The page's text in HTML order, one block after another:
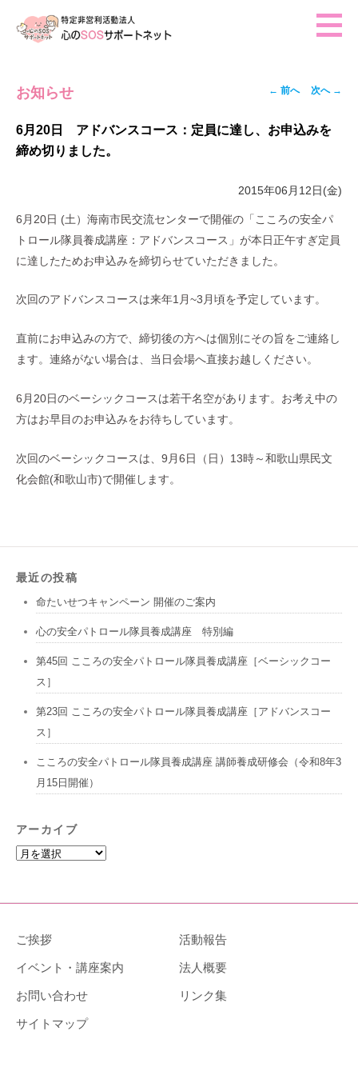
ご挨拶
活動報告
イベント・行事予定
お知らせ
投稿ナビゲー
← 前へ 次へ →
6月20日 アドバンスコース：定員に達し、お申込みを
締め切りました。
2015年06月12日(金)
6月20日 (土）海南市民交流センターで開催の「こころの安全パ
トロール隊員養成講座：アドバンスコース」が本日正午すぎ定員
に達したためお申込みを締切らせていただきました。
次回のアドバンスコースは来年1月~3月頃を予定しています。
直前にお申込みの方で、締切後の方へは個別にその旨をご連絡し
ます。連絡がない場合は、当日会場へ直接お越しください。
6月20日のベーシックコースは若干名空があります。お考え中の
方はお早目のお申込みをお待ちしています。
次回のベーシックコースは、9月6日（日）13時～和歌山県民文
化会館(和歌山市)で開催します。
最近の投稿
命たいせつキャンペーン 開催のご案内
心の安全パトロール隊員養成講座 特別編
第45回 こころの安全パトロール隊員養成講座［ベーシックコー
ス］
第23回 こころの安全パトロール隊員養成講座［アドバンスコー
ス］
こころの安全パトロール隊員養成講座 講師養成研修会（令和8年3
月15日開催）
アーカイブ
ア
ブ
ご挨拶 活動報告
イベント・講座案内 法人概要
お問い合わせ リンク集
サイトマップ